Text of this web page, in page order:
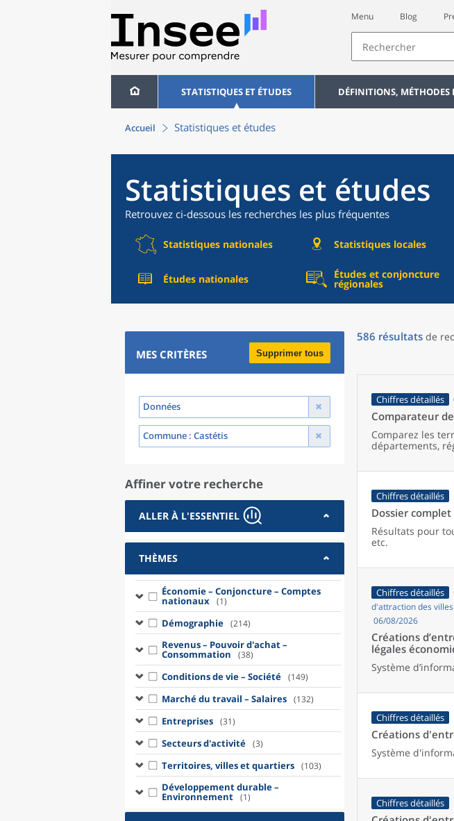
Menu Blog
STATISTIQUES ET ÉTUDES DÉFINITIONS, MÉTHODES
Accueil Statistiques et études
Statistiques et études
Retrouvez ci-dessous les recherches les plus fréquentes
Statistiques nationales Statistiques locales
Études nationales Études et conjoncture
régionales
MES CRITÈRES Supprimer tous
Données
Commune : Castétis
Affiner votre recherche
ALLER À L'ESSENTIEL
THÈMES
Économie – Conjoncture – Comptes
nationaux (1)
Démographie (214)
Revenus – Pouvoir d'achat –
Consommation (38)
Conditions de vie – Société (149)
Marché du travail – Salaires (132)
Entreprises (31)
Secteurs d'activité (3)
Territoires, villes et quartiers (103)
Développement durable –
Environnement (1)
586 résultats de
Chiffres détaillés
Comparateur
Comparez les
départements,
Chiffres détaillés
Dossier complet
Résultats pour
etc.
Chiffres détaillés
d'attraction des
06/08/2026
Créations
légales
Système
Chiffres détaillés
Créations
Système
Chiffres détaillés